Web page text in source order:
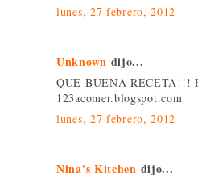
lunes, 27 febrero, 2012
Unknown dijo...
QUE BUENA RECETA!!!
123acomer.blogspot.com
lunes, 27 febrero, 2012
Nina's Kitchen dijo...